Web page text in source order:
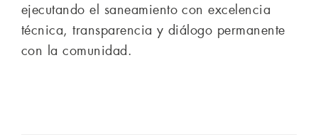
ejecutando el saneamiento con excelencia
técnica, transparencia y diálogo permanente
con la comunidad.